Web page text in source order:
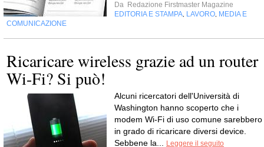
Da Redazione Firstmaster Magazine
EDITORIA E STAMPA LAVORO MEDIA E
COMUNICAZIONE
Ricaricare wireless grazie ad un router
Wi-Fi? Si può!
Alcuni ricercatori dell'Università di
Washington hanno scoperto che i
modem Wi-Fi di uso comune sarebbero
in grado di ricaricare diversi device.
Sebbene la...
Leggere il seguito